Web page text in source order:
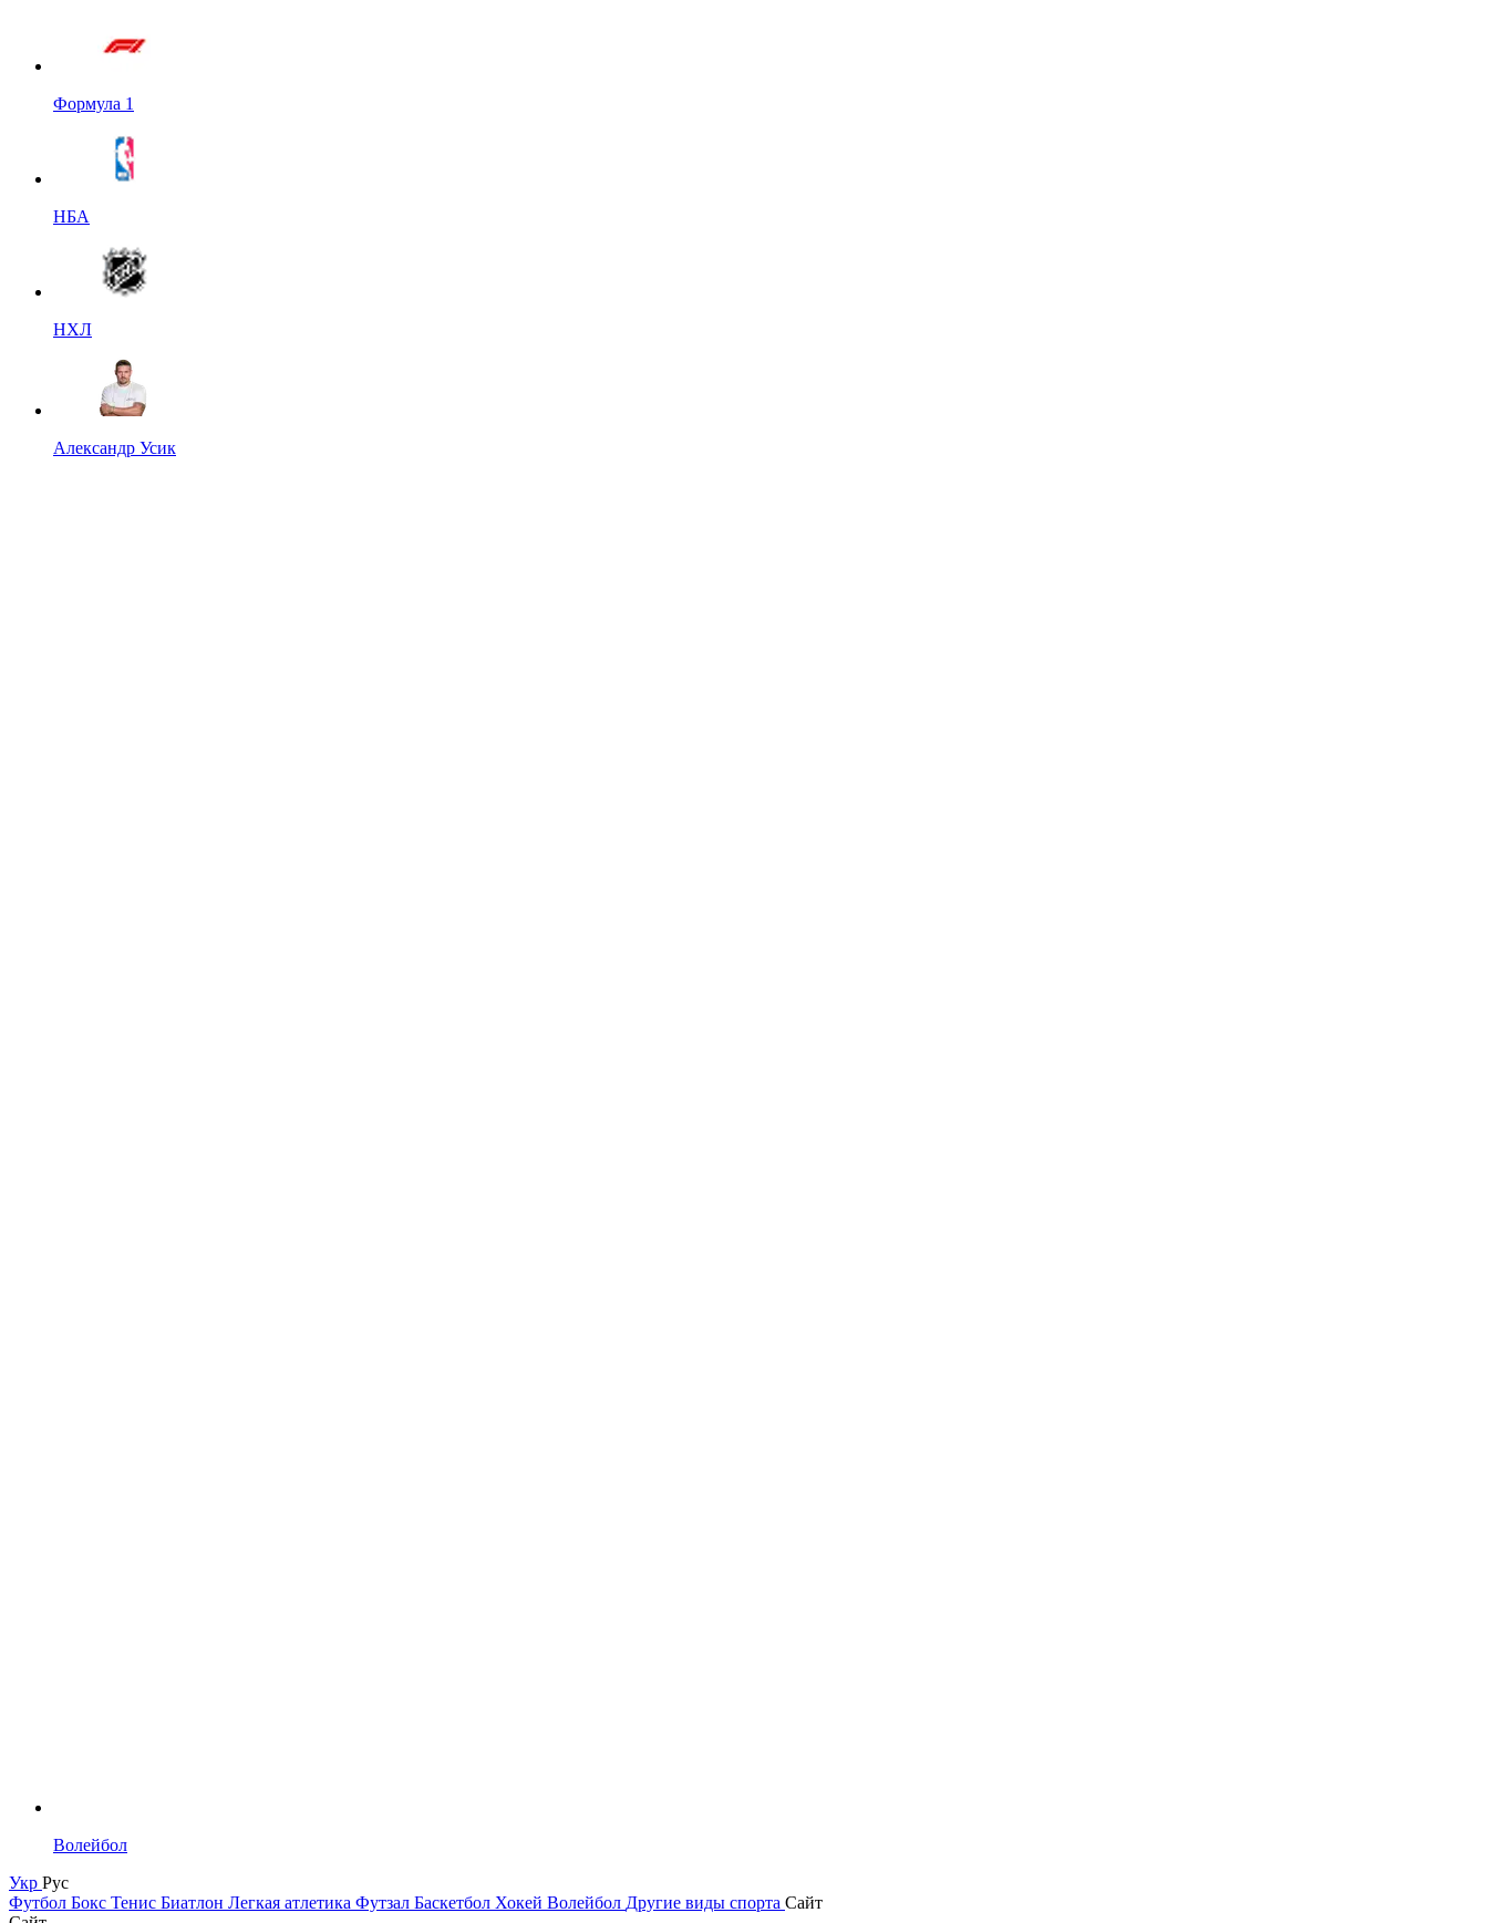
Формула 1
НБА
НХЛ
Александр Усик
Волейбол
Укр Рус
Футбол Бокс Тенис Биатлон Легкая атлетика Футзал Баскетбол Хокей Волейбол Другие виды спорта Сайт